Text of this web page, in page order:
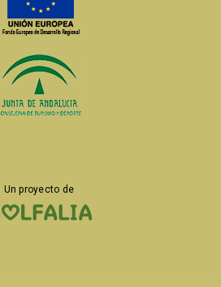
Un proyecto de